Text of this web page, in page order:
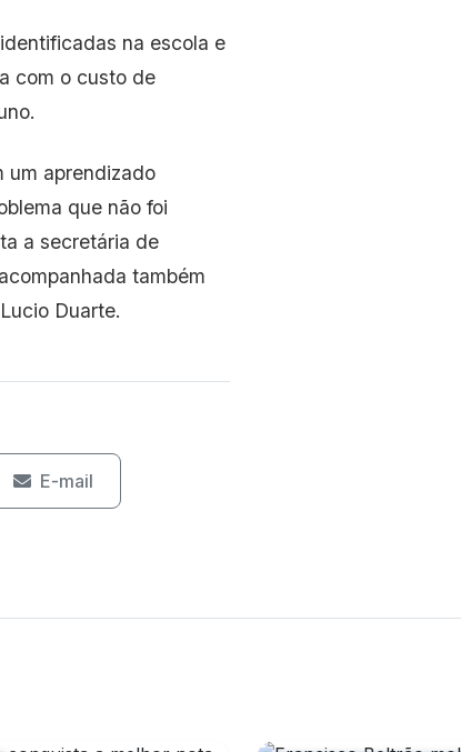
na escola e
com o custo de
um aprendizado
que não foi
a secretária de
também
Duarte.
E-mail